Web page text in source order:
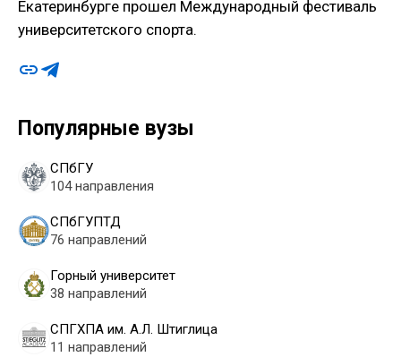
Популярные вузы
СПбГУ
104 направления
СПбГУПТД
76 направлений
Горный университет
38 направлений
СПГХПА им. А.Л. Штиглица
11 направлений
Екатеринбурге прошел Международный фестиваль
университетского спорта.